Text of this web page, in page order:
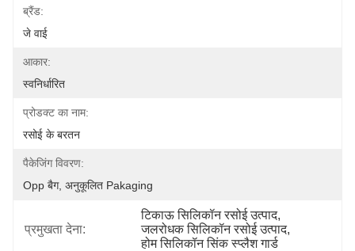
ब्रैंड:
जे वाई
आकार:
स्वनिर्धारित
प्रोडक्ट का नाम:
रसोई के बरतन
पैकेजिंग विवरण:
Opp बैग, अनुकूलित Pakaging
प्रमुखता देना:
टिकाऊ सिलिकॉन रसोई उत्पाद,
जलरोधक सिलिकॉन रसोई उत्पाद,
होम सिलिकॉन सिंक स्प्लैश गार्ड